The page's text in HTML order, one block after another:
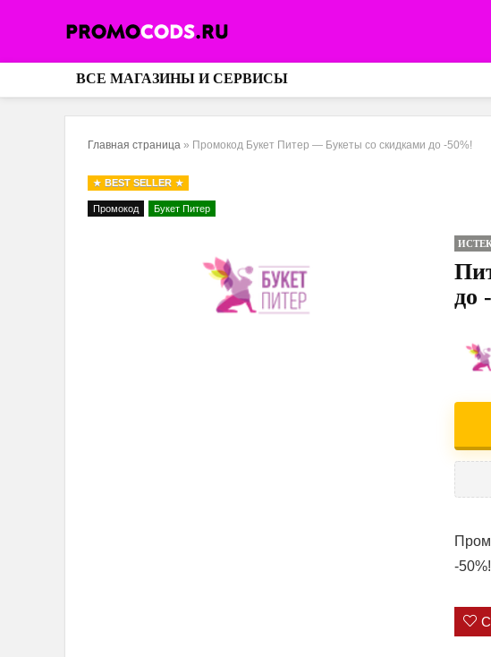
ВСЕ МАГАЗИНЫ И СЕРВИСЫ
Главная страница » Промокод Букет Питер — Букеты со скидками до -50%!
BEST SELLER
Промокод Букет Питер
до
-50%!